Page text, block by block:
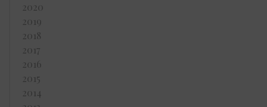
2020
2019
2018
2017
2016
2015
2014